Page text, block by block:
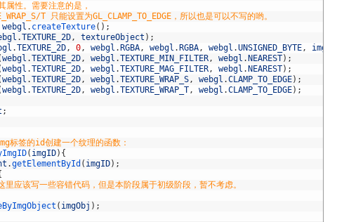
性。需要注意的是，
T 只能设置为GL_CLAMP_TO_EDGE，所以也是可以不写的哟。
webgl . createTexture( ) ;
.TEXTURE_2D, textureObject ) ;
.TEXTURE_2D, 0, webgl . RGBA, webgl . RGBA, webgl .UNSIGNED_BYTE, imgObj
webgl .TEXTURE_2D, webgl .TEXTURE_MIN_FILTER, webgl . NEAREST) ;
webgl .TEXTURE_2D, webgl .TEXTURE_MAG_FILTER, webgl . NEAREST) ;
webgl .TEXTURE_2D, webgl .TEXTURE_WRAP_S, webgl .CLAMP_TO_EDGE) ;
webgl .TEXTURE_2D, webgl .TEXTURE_WRAP_T, webgl .CLAMP_TO_EDGE) ;
;
标签的id创建一个纹理的函数：
( imgID) {
.getElementById ( imgID) ;
应该写一些容错代码，但是本阶段属于初级阶段，暂不考虑。
( imgObj ) ;